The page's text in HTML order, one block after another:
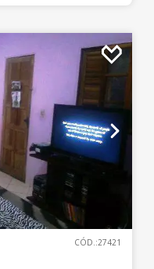
CÓD.:27421